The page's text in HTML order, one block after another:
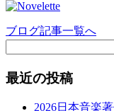
ブログ記事一覧へ
最近の投稿
2026日本音楽